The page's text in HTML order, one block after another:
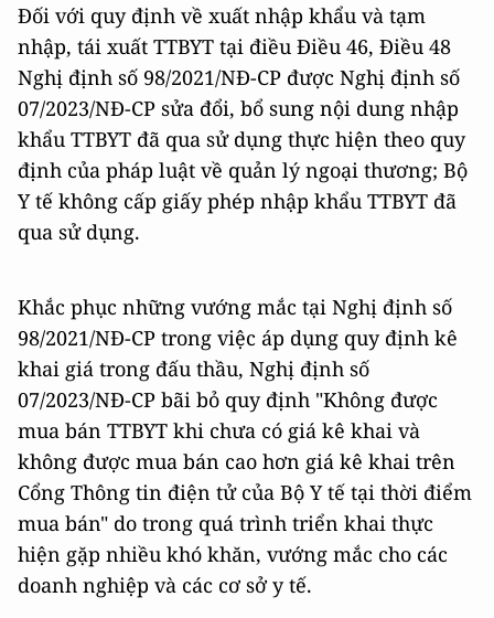
Đối với quy định về xuất nhập khẩu và tạm
nhập, tái xuất TTBYT tại điều Điều 46, Điều 48
Nghị định số 98/2021/NĐ-CP được Nghị định số
07/2023/NĐ-CP sửa đổi, bổ sung nội dung nhập
khẩu TTBYT đã qua sử dụng thực hiện theo quy
định của pháp luật về quản lý ngoại thương; Bộ
Y tế không cấp giấy phép nhập khẩu TTBYT đã
qua sử dụng.
Khắc phục những vướng mắc tại Nghị định số
98/2021/NĐ-CP trong việc áp dụng quy định kê
khai giá trong đấu thầu, Nghị định số
07/2023/NĐ-CP bãi bỏ quy định "Không được
mua bán TTBYT khi chưa có giá kê khai và
không được mua bán cao hơn giá kê khai trên
Cổng Thông tin điện tử của Bộ Y tế tại thời điểm
mua bán" do trong quá trình triển khai thực
hiện gặp nhiều khó khăn, vướng mắc cho các
doanh nghiệp và các cơ sở y tế.